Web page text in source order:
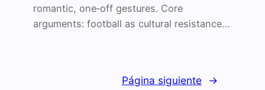
romantic, one‑off gestures. Core
arguments: football as cultural resistance…
Página siguiente →